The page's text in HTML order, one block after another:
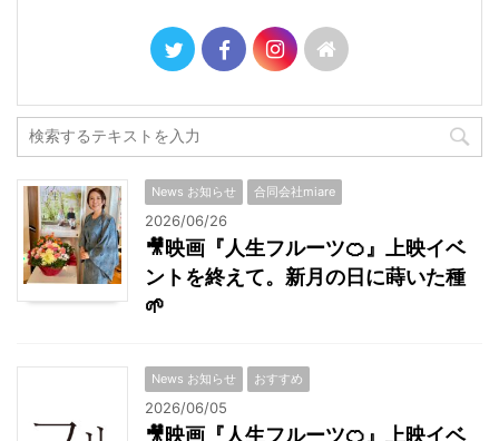
News お知らせ 合同会社miare
2026/06/26
🎥映画『人生フルーツ🍊』上映イベ
ントを終えて。新月の日に蒔いた種
🌱
News お知らせ おすすめ
2026/06/05
🎥映画『人生フルーツ🍊』上映イベ